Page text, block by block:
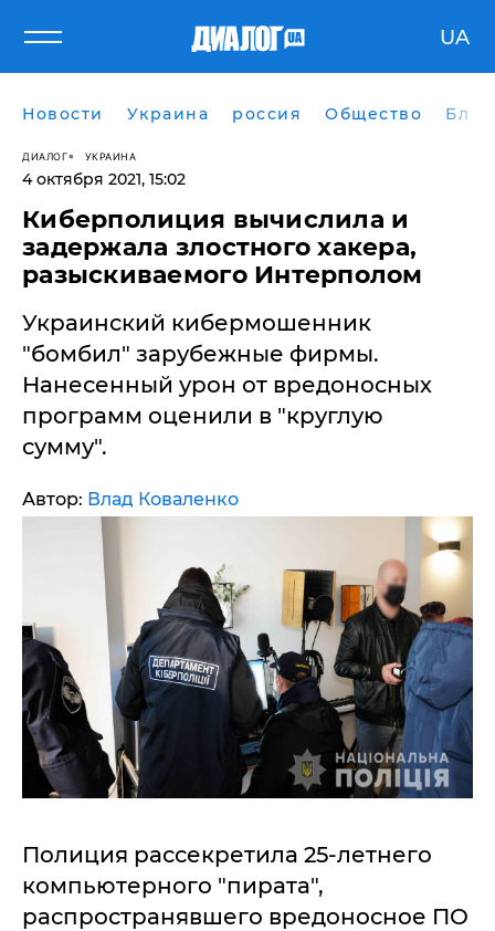
UA
Новости Украина россия Общество
ДИАЛОГ УКРАИНА
4 октября 2021, 15:02
Киберполиция вычислила и
задержала злостного хакера,
разыскиваемого Интерполом
Украинский кибермошенник
"бомбил" зарубежные фирмы.
Нанесенный урон от вредоносных
программ оценили в "круглую
сумму".
Автор: Влад Коваленко
Полиция рассекретила 25-летнего
компьютерного "пирата",
распространявшего вредоносное ПО